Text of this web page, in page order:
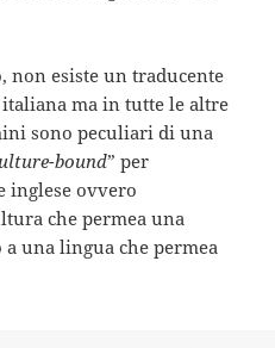
non esiste un traducente
ma in tutte le altre
sono peculiari di una
bound” per
inglese ovvero
che permea una
una lingua che permea